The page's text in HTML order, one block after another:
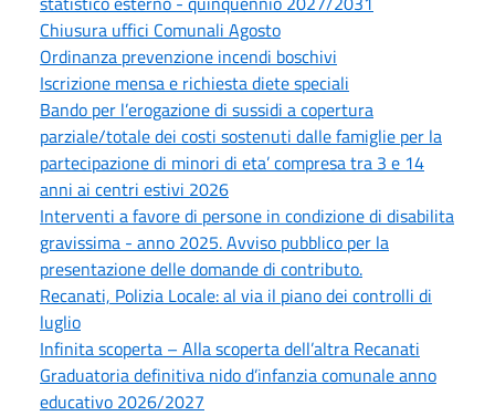
Chiusura uffici Comunali Agosto
Ordinanza prevenzione incendi boschivi
Iscrizione mensa e richiesta diete speciali
Bando per l’erogazione di sussidi a copertura
parziale/totale dei costi sostenuti dalle famiglie per la
partecipazione di minori di eta’ compresa tra 3 e 14
anni ai centri estivi 2026
Interventi a favore di persone in condizione di disabilita
gravissima - anno 2025. Avviso pubblico per la
presentazione delle domande di contributo.
Recanati, Polizia Locale: al via il piano dei controlli di
luglio
Infinita scoperta – Alla scoperta dell’altra Recanati
Graduatoria definitiva nido d’infanzia comunale anno
educativo 2026/2027